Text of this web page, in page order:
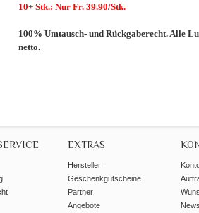
10+ Stk.: Nur Fr. 39.90/Stk.
100% Umtausch- und Rückgaberecht. Alle
netto.
EXTRAS
Hersteller
Geschenkgutscheine
Partner
Angebote